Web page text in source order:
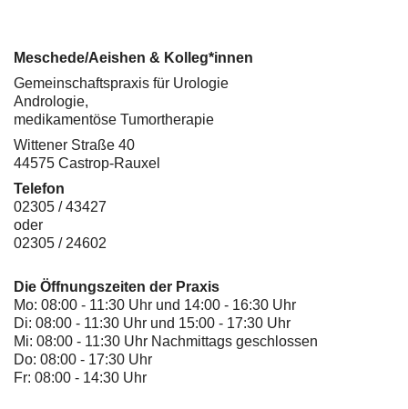
Meschede/Aeishen & Kolleg*innen
Gemeinschaftspraxis für Urologie
Andrologie,
medikamentöse Tumortherapie
Wittener Straße 40
44575 Castrop-Rauxel
Telefon
02305 / 43427
oder
02305 / 24602
Die Öffnungszeiten der Praxis
Mo: 08:00 - 11:30 Uhr und 14:00 - 16:30 Uhr
Di: 08:00 - 11:30 Uhr und 15:00 - 17:30 Uhr
Mi: 08:00 - 11:30 Uhr Nachmittags geschlossen
Do: 08:00 - 17:30 Uhr
Fr: 08:00 - 14:30 Uhr